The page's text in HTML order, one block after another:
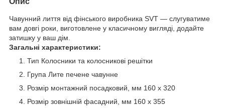
Чавунний лиття від фінського виробника SVT — слугуватиме
вам довгі роки, виготовлене у класичному вигляді, додайте
затишку у ваш дім.
Загальні характеристики:
Тип Колосники та колосникові решітки
Група Лите печене чавунне
Розмір монтажний посадковий, мм 160 х 320
Розмір зовнішній фасадний, мм 160 х 355